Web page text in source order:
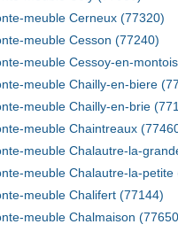
meuble Cerneux (77320)
meuble Cesson (77240)
meuble Cessoy-en-
meuble Chailly-en-biere
meuble Chailly-en-brie
meuble Chaintreaux
meuble Chalautre-la-
meuble Chalautre-la-petite
meuble Chalifert (77144)
meuble Chalmaison